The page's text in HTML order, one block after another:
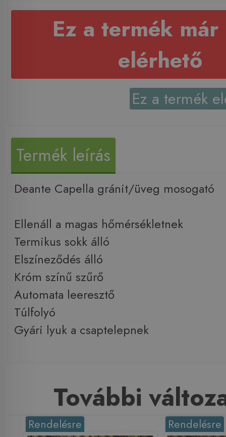
Ez a termék már
elérhető
Ez a termék
Termék leírás
Deante Capella gránit/üveg mosogató
Ellenáll a magas hőmérsékletnek
Termikus sokk álló
Elszíneződés álló
Króm színű szűrő
Automata leeresztő
Túlfolyó
Gyári lyuk a csaptelepnek
További
Rendelésre Rendelésre